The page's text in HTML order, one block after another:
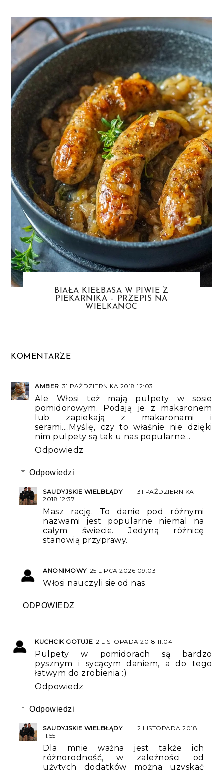
BIAŁA KIEŁBASA W PIWIE Z
PIEKARNIKA – PRZEPIS NA
WIELKANOC
KOMENTARZE
AMBER 31 PAŹDZIERNIKA 2018 12:03
Ale Włosi też mają pulpety w sosie
pomidorowym. Podają je z makaronem
lub zapiekają z makaronami i
serami....Myślę, czy to właśnie nie dzięki
nim pulpety są tak u nas popularne...
Odpowiedz
Odpowiedzi
SAUDYJSKIE WIELBŁĄDY
31 PAŹDZIERNIKA
2018 12:37
Masz rację. To danie pod różnymi
nazwami jest popularne niemal na
całym świecie. Jedyną różnicę
stanowią przyprawy.
ANONIMOWY 25 LIPCA 2026 09:03
Włosi nauczyli sie od nas
ODPOWIEDZ
KUCHCIK GOTUJE 2 LISTOPADA 2018 11:04
Pulpety w pomidorach są bardzo
pysznym i sycącym daniem, a do tego
łatwym do zrobienia :)
Odpowiedz
Odpowiedzi
SAUDYJSKIE WIELBŁĄDY
2 LISTOPADA 2018
11:55
Dla mnie ważna jest także ich
różnorodność, w zależności od
użytych dodatków można uzyskać